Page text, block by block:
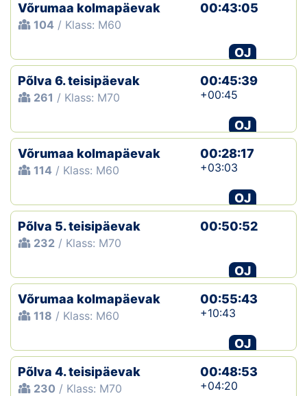
Võrumaa kolmapäevak
104 / Klass: M60
00:43:05
OJ
Põlva 6. teisipäevak
261 / Klass: M70
00:45:39
+00:45
OJ
Võrumaa kolmapäevak
114 / Klass: M60
00:28:17
+03:03
OJ
Põlva 5. teisipäevak
232 / Klass: M70
00:50:52
OJ
Võrumaa kolmapäevak
118 / Klass: M60
00:55:43
+10:43
OJ
Põlva 4. teisipäevak
230 / Klass: M70
00:48:53
+04:20